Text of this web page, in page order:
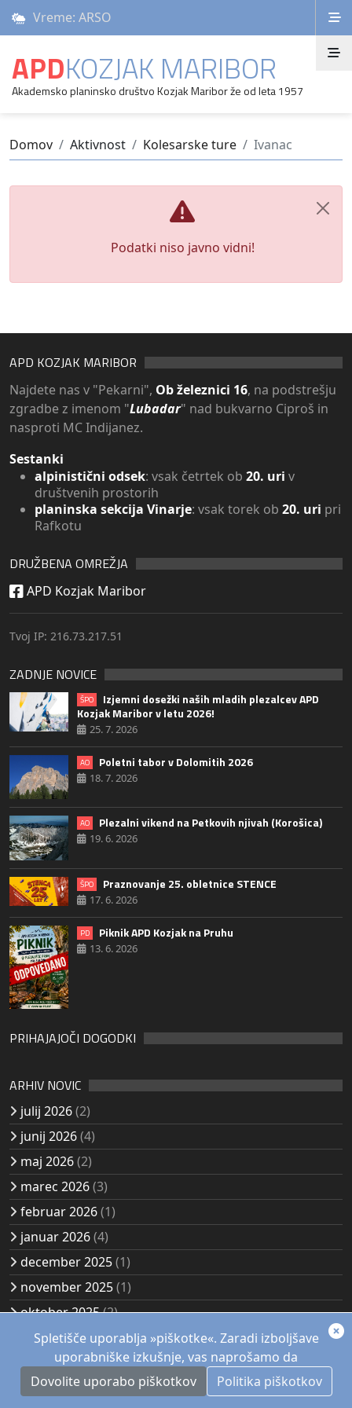
Vreme: ARSO
APDKOZJAK MARIBOR
Akademsko planinsko društvo Kozjak Maribor že od leta 1957
Domov Aktivnost Kolesarske ture Ivanac
Podatki niso javno vidni!
APD KOZJAK MARIBOR
Najdete nas v "Pekarni", Ob železnici 16, na podstrešju
zgradbe z imenom "Lubadar" nad bukvarno Ciproš in
nasproti MC Indijanez.
Sestanki
alpinistični odsek: vsak četrtek ob 20. uri v
društvenih prostorih
planinska sekcija Vinarje: vsak torek ob 20. uri pri
Rafkotu
DRUŽBENA OMREŽJA
APD Kozjak Maribor
Tvoj IP: 216.73.217.51
ZADNJE NOVICE
ŠPO
Izjemni dosežki naših mladih plezalcev APD
Kozjak Maribor v letu 2026!
25. 7. 2026
AO Poletni tabor v Dolomitih 2026
18. 7. 2026
AO Plezalni vikend na Petkovih njivah (Korošica)
19. 6. 2026
ŠPO Praznovanje 25. obletnice STENCE
17. 6. 2026
PD Piknik APD Kozjak na Pruhu
13. 6. 2026
PRIHAJAJOČI DOGODKI
ARHIV NOVIC
julij 2026(2)
junij 2026(4)
maj 2026(2)
marec 2026(3)
februar 2026(1)
januar 2026(4)
december 2025(1)
november 2025(1)
oktober 2025(2)
avgust 2025(2)
© 1957 - 2026, Akademsko planinsko društvo Kozjak
Spletišče uporablja »piškotke«. Zaradi izboljšave
uporabniške izkušnje, vas naprošamo da
Dovolite uporabo piškotkov
Politika piškotkov